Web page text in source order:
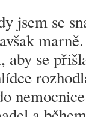
jsem se
se